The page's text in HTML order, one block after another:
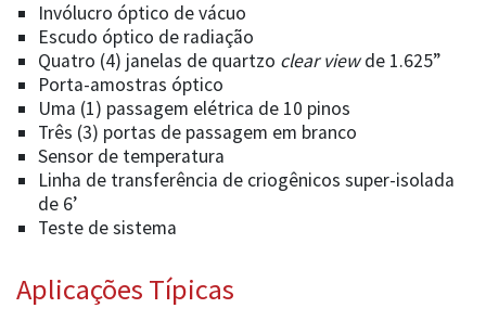
Invólucro óptico de vácuo
Escudo óptico de radiação
Quatro (4) janelas de quartzo clear viewde 1.625”
Porta-amostras óptico
Uma (1) passagem elétrica de 10 pinos
Três (3) portas de passagem em branco
Sensor de temperatura
Linha de transferência de criogênicos super-isolada
de 6’
Teste de sistema
Aplicações Típicas